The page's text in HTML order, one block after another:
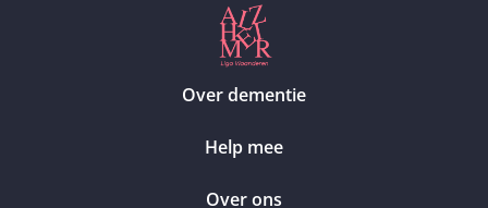
Over dementie
Help mee
Over ons